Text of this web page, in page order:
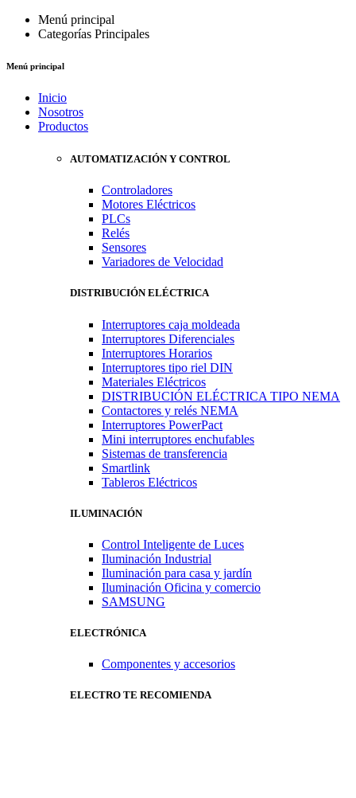
Menú principal
Categorías Principales
Menú principal
Inicio
Nosotros
Productos
AUTOMATIZACIÓN Y CONTROL
Controladores
Motores Eléctricos
PLCs
Relés
Sensores
Variadores de Velocidad
DISTRIBUCIÓN ELÉCTRICA
Interruptores caja moldeada
Interruptores Diferenciales
Interruptores Horarios
Interruptores tipo riel DIN
Materiales Eléctricos
DISTRIBUCIÓN ELÉCTRICA TIPO NEMA
Contactores y relés NEMA
Interruptores PowerPact
Mini interruptores enchufables
Sistemas de transferencia
Smartlink
Tableros Eléctricos
ILUMINACIÓN
Control Inteligente de Luces
Iluminación Industrial
Iluminación para casa y jardín
Iluminación Oficina y comercio
SAMSUNG
ELECTRÓNICA
Componentes y accesorios
ELECTRO TE RECOMIENDA